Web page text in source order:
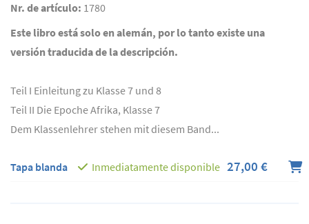
Nr. de artículo: 1780
Este libro está solo en alemán, por lo tanto existe una
versión traducida de la descripción.
Teil I Einleitung zu Klasse 7 und 8
Teil II Die Epoche Afrika, Klasse 7
Dem Klassenlehrer stehen mit diesem Band...
Tapa blanda Inmediatamente disponible 27,00 €